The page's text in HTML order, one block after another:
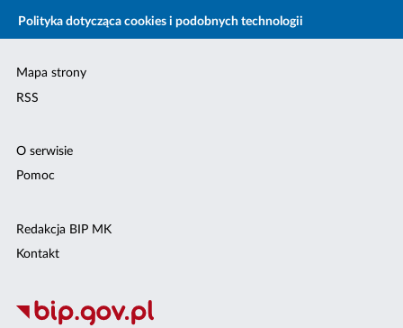
Polityka dotycząca cookies i podobnych technologii
Mapa strony
RSS
O serwisie
Pomoc
Redakcja BIP MK
Kontakt